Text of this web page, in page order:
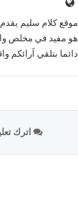
موقع كلام سليم
هو مفيد في مخلص
دائما بتلقي آرائكم
اترك